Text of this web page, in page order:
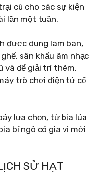
cũ cho các sự kiện
lần một tuần.
được dùng làm bàn,
sân khấu âm nhạc
và để giải trí thêm,
trò chơi điện tử cổ
lựa chọn, từ bia lúa
bí ngô có gia vị mới
SỬ HẠT